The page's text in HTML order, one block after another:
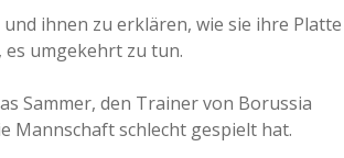
ihnen zu erklären, wie sie ihre Platte
umgekehrt zu tun.
Sammer, den Trainer von Borussia
Mannschaft schlecht gespielt hat.